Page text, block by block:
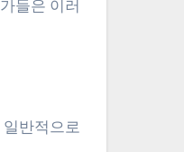
들은 이러
반적으로